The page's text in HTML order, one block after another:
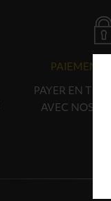
PAIEMENT
PAYER EN
AVEC NOS